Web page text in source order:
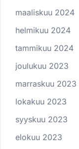
maaliskuu 2024
helmikuu 2024
tammikuu 2024
joulukuu 2023
marraskuu 2023
lokakuu 2023
syyskuu 2023
elokuu 2023